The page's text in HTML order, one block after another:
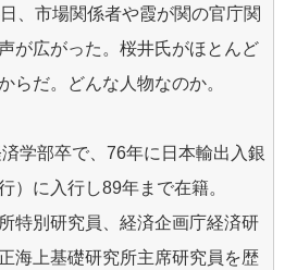
、市場関係者や霞が関の官庁関
が広がった。桜井氏がほとんど
らだ。どんな人物なのか。
学部卒で、76年に日本輸出入銀
）に入行し89年まで在籍。
特別研究員、経済企画庁経済研
海上基礎研究所主席研究員を歴